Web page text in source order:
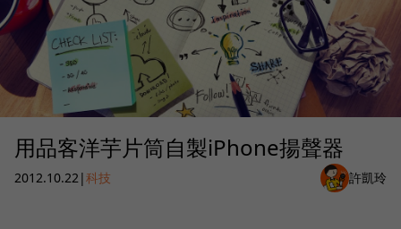
用品客洋芋片筒自製iPhone揚聲器
2012.10.22|科技 許凱玲